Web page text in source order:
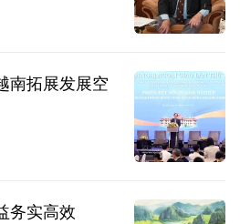
南拓展发展空
务实高效